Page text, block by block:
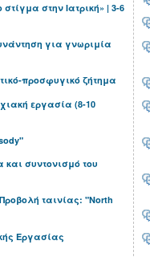
στην Ιατρική» | 3-6
για γνωριμία
προσφυγικό ζήτημα
εργασία (8-10
συντονισμό του
ταινίας: "North
Εργασίας